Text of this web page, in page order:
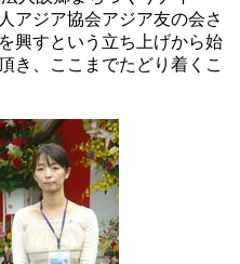
アジア協会アジア友の会さ
興すという立ち上げから始
き、ここまでたどり着くこ